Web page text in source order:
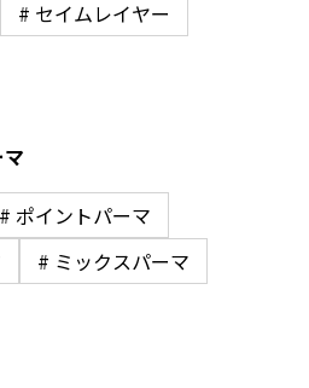
# セイムレイヤー
# ポイントパーマ
# ミックスパーマ